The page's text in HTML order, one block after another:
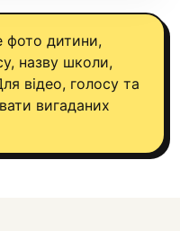
фото дитини,
назву школи,
відео, голосу та
вигаданих